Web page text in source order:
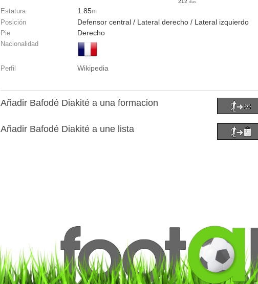
212días
Estatura 1.85m
Posición Defensor central / Lateral derecho / Lateral izquierdo
Pie Derecho
Nacionalidad
Perfil Wikipedia
Añadir Bafodé Diakité a una formacion
Añadir Bafodé Diakité a une lista